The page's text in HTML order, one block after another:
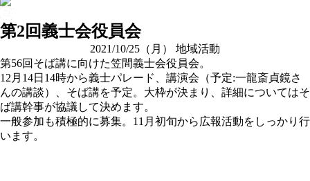
第2回義士会役員会
2021/10/25（月）
地域活動
第56回そば講に向けた笠間義士会役員会。
12月14日14時から義士パレード、講演会（予定:一龍斎貞鏡さ
んの講談）、そば講を予定。大枠が決まり、詳細についてはそ
ば講幹事が協議して決めます。
一般参加も積極的に募集。11月初旬から広報活動をしっかり行
います。